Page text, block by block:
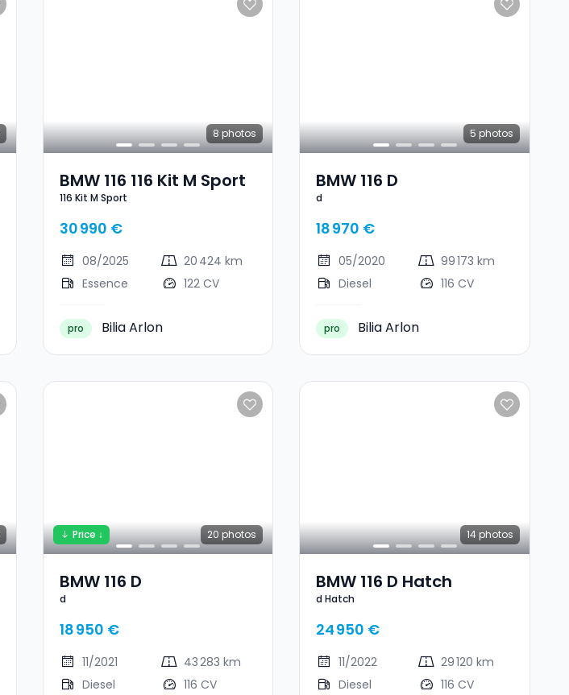
8 photos
BMW 116 116 Kit M Sport
116 Kit M Sport
30 990 €
08/2025
20 424 km
Essence
122 CV
pro Bilia Arlon
5 photos
BMW 116 D
d
18 970 €
05/2020
99 173 km
Diesel
116 CV
pro Bilia Arlon
20 photos
Price ↓
BMW 116 D
d
18 950 €
11/2021
43 283 km
Diesel
116 CV
14photos
BMW 116 D Hatch
d Hatch
24 950 €
11/2022
29 120 km
Diesel
116 CV